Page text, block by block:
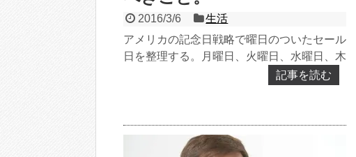
2016/3/6
生活
アメリカの記念日戦略で曜日のついたセール
日を整理する。月曜日、火曜日、水曜日、木
曜日、金曜日、土曜日、日曜日。金融や政治
記事を読む